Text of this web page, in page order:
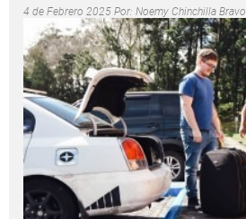
4 de Febrero 2025 Por: Noemy Chinchilla Bravo